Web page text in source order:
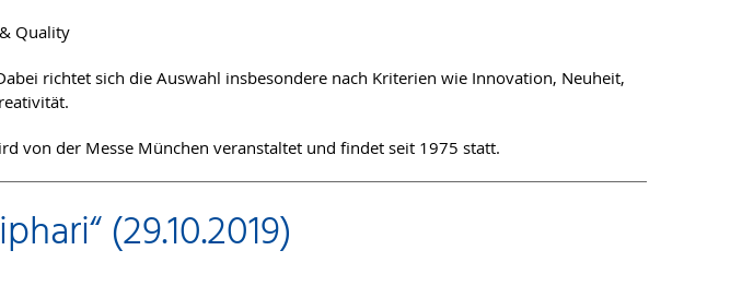
Quality
richtet sich die Auswahl insbesondere nach Kriterien wie Innovation, Neuheit,
von der Messe München veranstaltet und findet seit 1975 statt.
(29.10.2019)